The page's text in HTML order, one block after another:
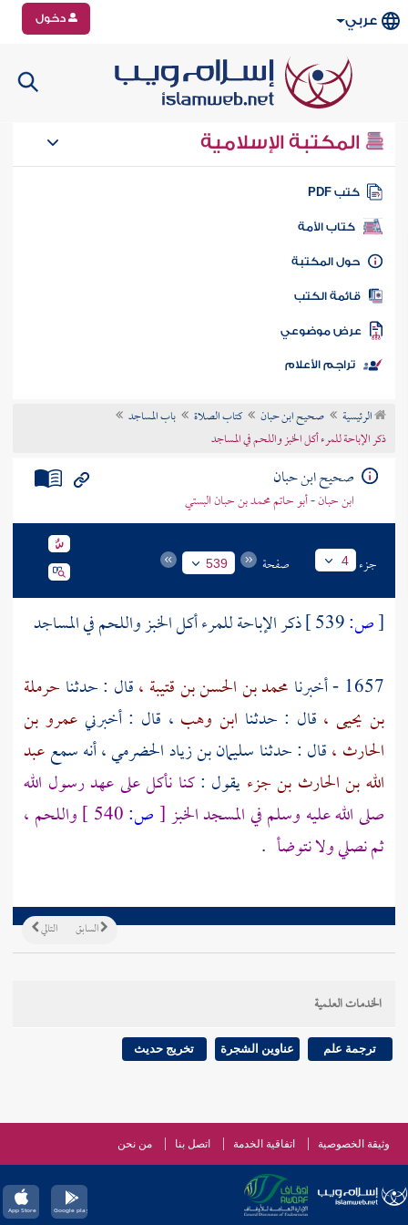
عربي دخول
المكتبة الإسلامية
كتب PDF
كتاب الأمة
المكتبة
الكتب
موضوعي
تراجم الأعلام
الرئيسية صحيح ابن حبان كتاب الصلاة
باب المساجد
ذكر الإباحة للمرء أكل الخبز واللحم في المساجد
صحيح ابن حبان
ابن حبان - أبو حاتم محمد بن حبان البستي
جزء 4 صفحة 539
[ص:
ذكر الإباحة للمرء أكل الخبز واللحم في المساجد
1657 - أخبرنا
محمد بن الحسن بن قتيبة ،قال : حدثنا حرملة
بن يحيى ، قال : حدثنا ابن وهب ، قال : أخبرنيعمرو بن
الحارث ،قال : حدثنا سليمان بن زياد الحضرمي، أنه سمععبد
الله بن الحارث بن جزء يقول :كنا نأكل على عهد رسول الله
صلى الله عليه وسلم في المسجد الخبز[ص:
واللحم ،
ثم نصلي ولا نتوضأ .
التالي السابق
الخدمات العلمية
ترجمة علم عناوين الشجرة تخريج حديث
وثيقة الخصوصية اتفاقية الخدمة اتصل بنا من نحن